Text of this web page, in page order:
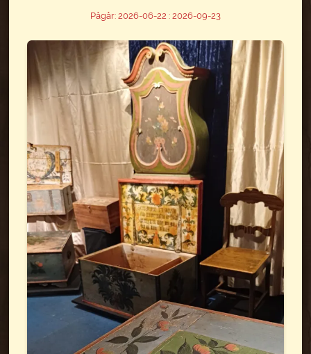
Pågår: 2026-06-22 : 2026-09-23